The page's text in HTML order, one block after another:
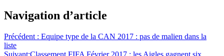
Navigation d’article
Précédent : Equipe type de la CAN 2017 : pas de malien dans la
liste
Suivant:Classement FIFA Février 2017 : les Aigles gagnent six